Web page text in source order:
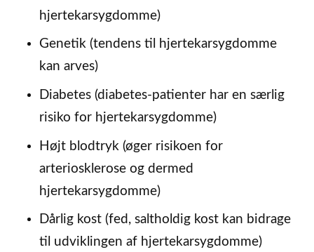
hjertekarsygdomme)
Genetik (tendens til hjertekarsygdomme
kan arves)
Diabetes (diabetes-patienter har en særlig
risiko for hjertekarsygdomme)
Højt blodtryk (øger risikoen for
arteriosklerose og dermed
hjertekarsygdomme)
Dårlig kost (fed, saltholdig kost kan bidrage
til udviklingen af hjertekarsygdomme)